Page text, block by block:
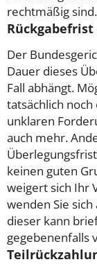
rechtmäßig sind.
Der
Dauer dieses
Fall abhängt.
tatsächlich
unklaren
auch mehr.
keinen guten
weigert sich Ihr
wenden Sie
dieser kann
gegebenenfalls